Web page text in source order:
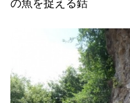
の魚を捉える銛